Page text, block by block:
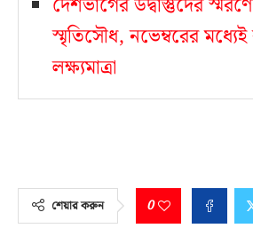
স্মৃতিসৌধ, নভেম্বরের
লক্ষ্যমাত্রা
শেয়ার করুন 0